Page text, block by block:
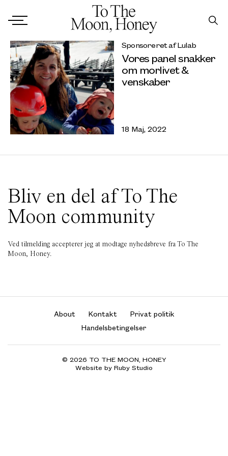
Sponsoreret af Lulab
Vores panel snakker
om morlivet &
venskaber
18 Maj, 2022
Bliv en del af To The
Moon community
Ved tilmelding accepterer jeg at modtage nyhedsbreve fra To The
Moon, Honey.
About Kontakt
Privat politik
Handelsbetingelser
© 2026 TO THE MOON, HONEY
Website by Ruby Studio